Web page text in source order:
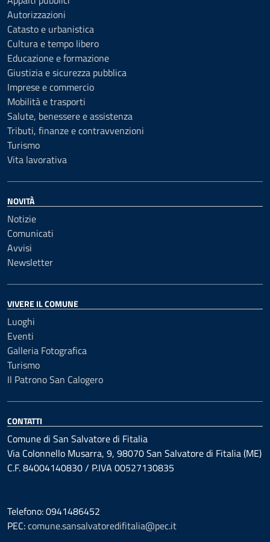
Autorizzazioni
Catasto e urbanistica
Cultura e tempo libero
Educazione e formazione
Giustizia e sicurezza pubblica
Imprese e commercio
Mobilità e trasporti
Salute, benessere e assistenza
Tributi, finanze e contravvenzioni
Turismo
Vita lavorativa
NOVITÀ
Notizie
Comunicati
Avvisi
Newsletter
VIVERE IL COMUNE
Luoghi
Eventi
Galleria Fotografica
Turismo
Il Patrono San Calogero
CONTATTI
Comune di San Salvatore di Fitalia
Via Colonnello Musarra, 9, 98070 San Salvatore di Fitalia (ME)
C.F. 84004140830 / P.IVA 00527130835
Telefono: 0941486452
PEC:comune.sansalvatoredifitalia@pec.it